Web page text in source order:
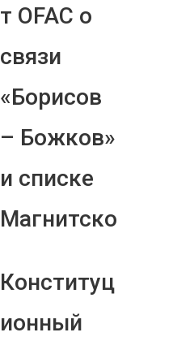
т OFAC о
связи
«Борисов
– Божков»
и списке
Магнитско
Конституц
ионный